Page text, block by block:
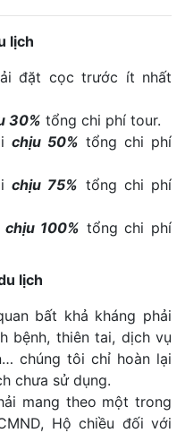
lịch
đặt cọc trước ít nhất
30% tổng chi phí tour.
chịu 50% tổng chi phí
chịu 75% tổng chi phí
chịu 100% tổng chi phí
lịch
bất khả kháng phải
bệnh, thiên tai, dịch vụ
chúng tôi chỉ hoàn lại
chưa sử dụng.
mang theo một trong
Hộ chiều đối với